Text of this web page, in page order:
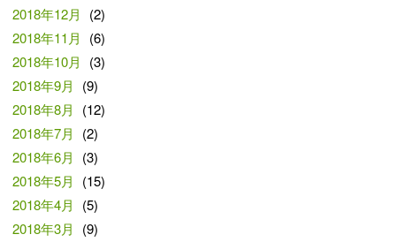
2018年12月
(2)
2018年11月
(6)
2018年10月
(3)
2018年9月
(9)
2018年8月
(12)
2018年7月
(2)
2018年6月
(3)
2018年5月
(15)
2018年4月
(5)
2018年3月
(9)